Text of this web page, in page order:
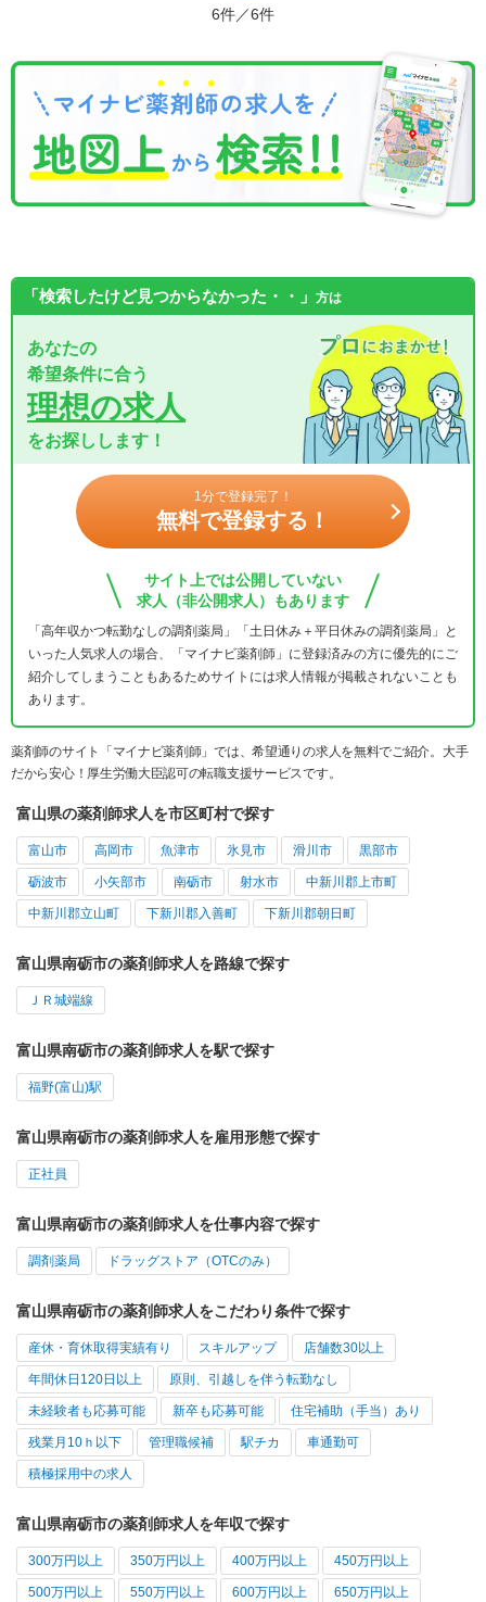
6件／6件
「検索したけど見つからなかった・・」 方は
あなたの
希望条件に合う
理想の求人
をお探しします！
1分で登録完了！
無料で登録する！
サイト上では公開していない
求人（非公開求人）もあります
「高年収かつ転勤なしの調剤薬局」「土日休み＋平日休みの調剤薬局」と
いった人気求人の場合、「マイナビ薬剤師」に登録済みの方に優先的にご
紹介してしまうこともあるためサイトには求人情報が掲載されないことも
あります。
薬剤師のサイト「マイナビ薬剤師」では、希望通りの求人を無料でご紹介。大手
だから安心！厚生労働大臣認可の転職支援サービスです。
富山県の薬剤師求人を市区町村で探す
富山市 高岡市 魚津市 氷見市 滑川市 黒部市
砺波市 小矢部市 南砺市 射水市 中新川郡上市町
中新川郡立山町 下新川郡入善町 下新川郡朝日町
富山県南砺市の薬剤師求人を路線で探す
ＪＲ城端線
富山県南砺市の薬剤師求人を駅で探す
福野(富山)駅
富山県南砺市の薬剤師求人を雇用形態で探す
正社員
富山県南砺市の薬剤師求人を仕事内容で探す
調剤薬局 ドラッグストア（OTCのみ）
富山県南砺市の薬剤師求人をこだわり条件で探す
産休・育休取得実績有り スキルアップ 店舗数30以上
年間休日120日以上 原則、引越しを伴う転勤なし
未経験者も応募可能 新卒も応募可能 住宅補助（手当）あり
残業月10ｈ以下 管理職候補 駅チカ 車通勤可
積極採用中の求人
富山県南砺市の薬剤師求人を年収で探す
300万円以上 350万円以上 400万円以上 450万円以上
500万円以上 550万円以上 600万円以上 650万円以上